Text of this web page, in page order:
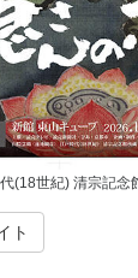
(18世紀) 清宗記念
ト